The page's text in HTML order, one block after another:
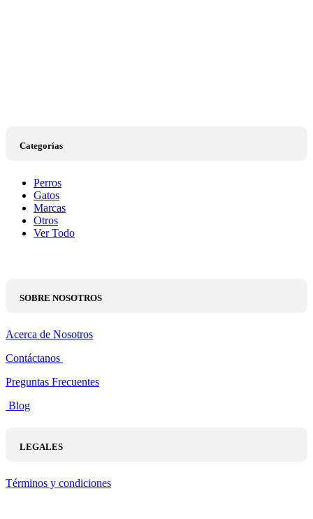
Categorías
Perros
Gatos
Marcas
Otros
Ver Todo
SOBRE NOSOTROS
Acerca de Nosotros
Contáctanos
Preguntas Frecuentes
Blog
LEGALES
Términos y condiciones